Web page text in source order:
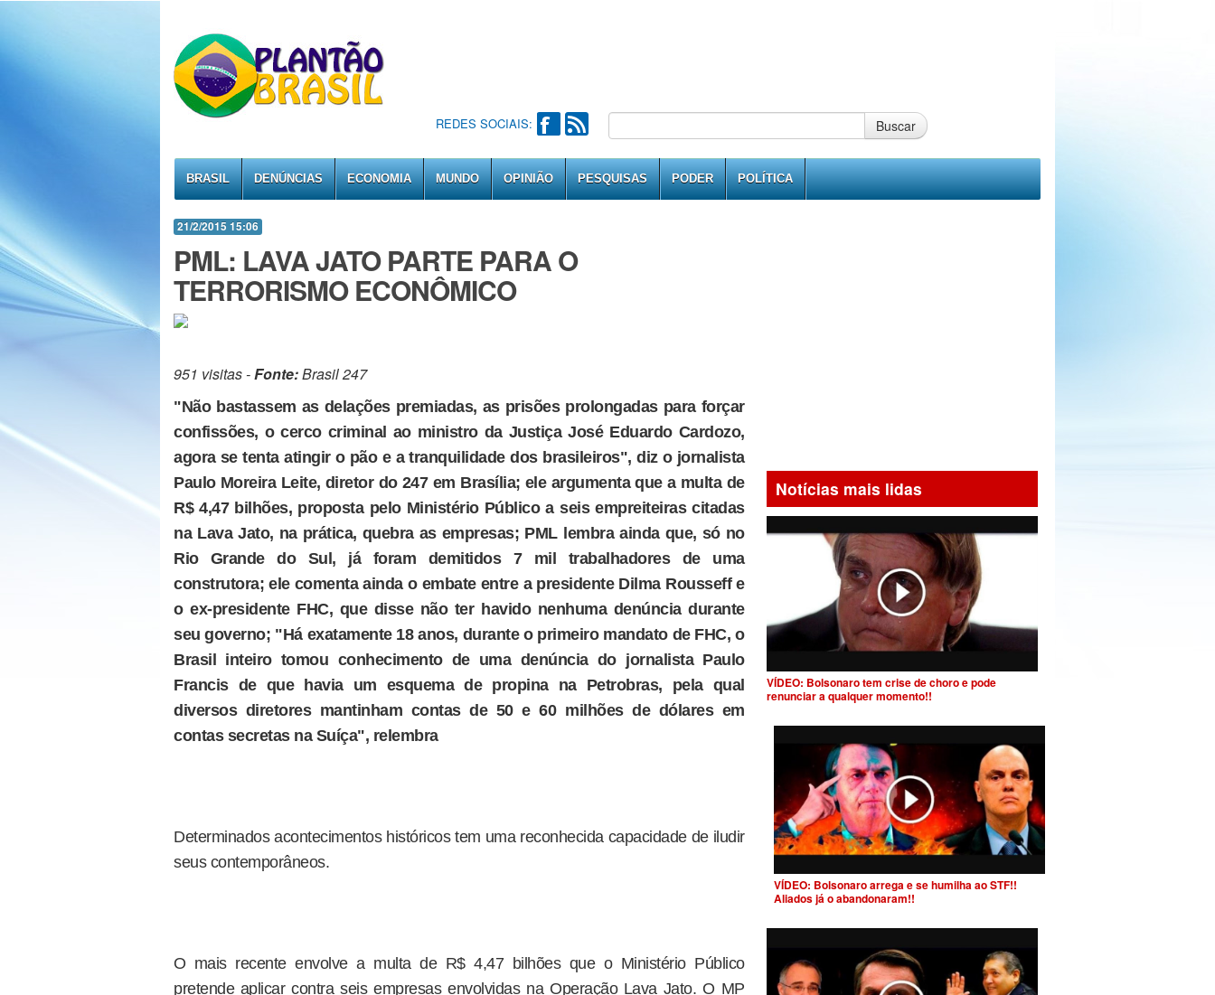
REDES SOCIAIS: Buscar
BRASIL DENÚNCIAS ECONOMIA MUNDO OPINIÃO PESQUISAS PODER POLÍTICA
21/2/2015 15:06
PML: LAVA JATO PARTE PARA O
TERRORISMO ECONÔMICO
951 visitas -Fonte:Brasil 247
"Não bastassem as delações premiadas, as prisões prolongadas para forçar
confissões, o cerco criminal ao ministro da Justiça José Eduardo Cardozo,
agora se tenta atingir o pão e a tranquilidade dos brasileiros", diz o jornalista
Paulo Moreira Leite, diretor do 247 em Brasília; ele argumenta que a multa de
R$ 4,47 bilhões, proposta pelo Ministério Público a seis empreiteiras citadas
na Lava Jato, na prática, quebra as empresas; PML lembra ainda que, só no
Rio Grande do Sul, já foram demitidos 7 mil trabalhadores de uma
construtora; ele comenta ainda o embate entre a presidente Dilma Rousseff e
o ex-presidente FHC, que disse não ter havido nenhuma denúncia durante
seu governo; "Há exatamente 18 anos, durante o primeiro mandato de FHC, o
Brasil inteiro tomou conhecimento de uma denúncia do jornalista Paulo
Francis de que havia um esquema de propina na Petrobras, pela qual
diversos diretores mantinham contas de 50 e 60 milhões de dólares em
contas secretas na Suíça", relembra
Determinados acontecimentos históricos tem uma reconhecida capacidade de iludir
seus contemporâneos.
O mais recente envolve a multa de R$ 4,47 bilhões que o Ministério Público
pretende aplicar contra seis empresas envolvidas na Operação Lava Jato. O MP
Notícias mais lidas
VÍDEO: Bolsonaro tem crise de choro e pode
renunciar a qualquer momento!!
VÍDEO: Bolsonaro arrega e se humilha ao STF!!
Aliados já o abandonaram!!